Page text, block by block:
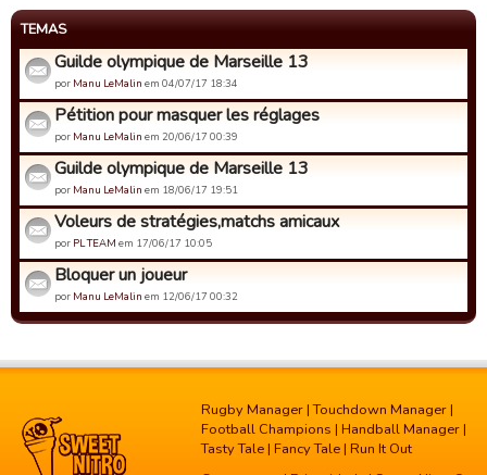
TEMAS
Guilde olympique de Marseille 13
por Manu LeMalin em 04/07/17 18:34
Pétition pour masquer les réglages
por Manu LeMalin em 20/06/17 00:39
Guilde olympique de Marseille 13
por Manu LeMalin em 18/06/17 19:51
Voleurs de stratégies,matchs amicaux
por PL TEAM em 17/06/17 10:05
Bloquer un joueur
por Manu LeMalin em 12/06/17 00:32
Rugby Manager |Touchdown Manager |
Football Champions | Handball Manager |
Tasty Tale | Fancy Tale | Run It Out